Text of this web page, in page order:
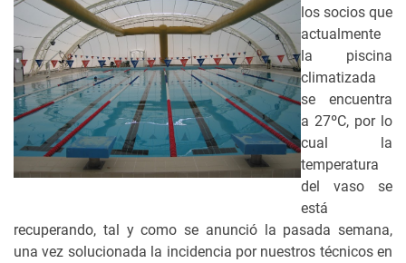
los socios que
actualmente
la piscina
climatizada
se encuentra
a 27ºC, por lo
cual la
temperatura
del vaso se
está
recuperando, tal y como se anunció la pasada semana,
una vez solucionada la incidencia por nuestros técnicos en